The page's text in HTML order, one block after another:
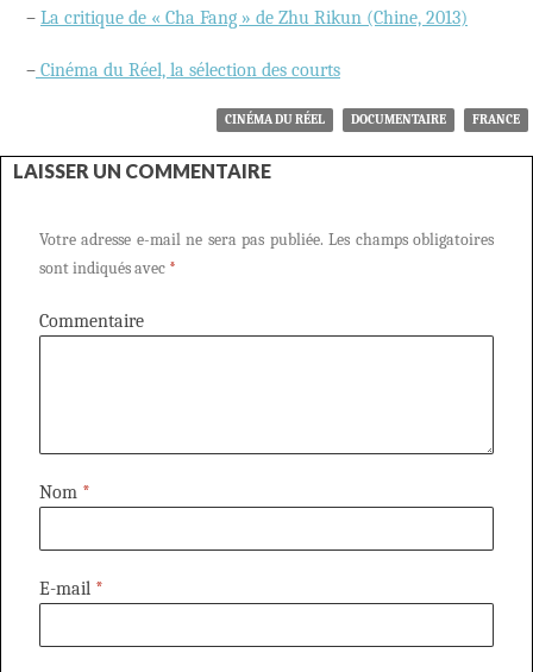
– La critique de « Cha Fang » de Zhu Rikun (Chine, 2013)
– Cinéma du Réel, la sélection des courts
CINÉMA DU RÉEL DOCUMENTAIRE FRANCE
LAISSER UN COMMENTAIRE
Votre adresse e-mail ne sera pas publiée. Les champs obligatoires
sont indiqués avec *
Commentaire
Nom *
E-mail *